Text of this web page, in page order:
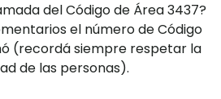
del Código de Área 3437?
el número de Código
(recordá siempre respetar la
de las personas).